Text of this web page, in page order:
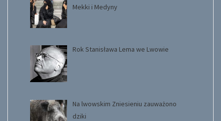
Mekki i Medyny
Rok Stanisława Lema we Lwowie
Na lwowskim Zniesieniu zauważono
dziki